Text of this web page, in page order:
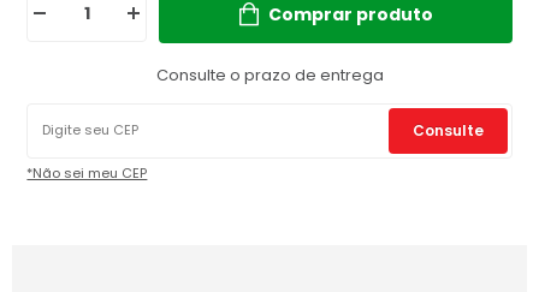
Comprar produto
Consulte o prazo de entrega
Consulte
*Não sei meu CEP